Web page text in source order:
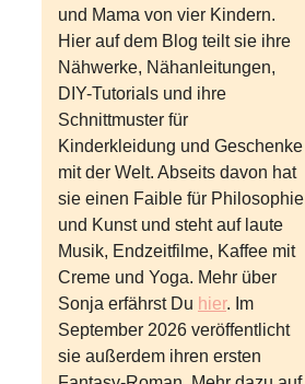
und Mama von vier Kindern.
Hier auf dem Blog teilt sie ihre
Nähwerke, Nähanleitungen,
DIY-Tutorials und ihre
Schnittmuster für
Kinderkleidung und Geschenke
mit der Welt. Abseits davon hat
sie einen Faible für Philosophie
und Kunst und steht auf laute
Musik, Endzeitfilme, Kaffee mit
Creme und Yoga. Mehr über
Sonja erfährst Du hier. Im
September 2026 veröffentlicht
sie außerdem ihren ersten